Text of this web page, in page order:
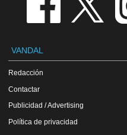
VANDAL
Redacción
Contactar
Publicidad / Advertising
Política de privacidad